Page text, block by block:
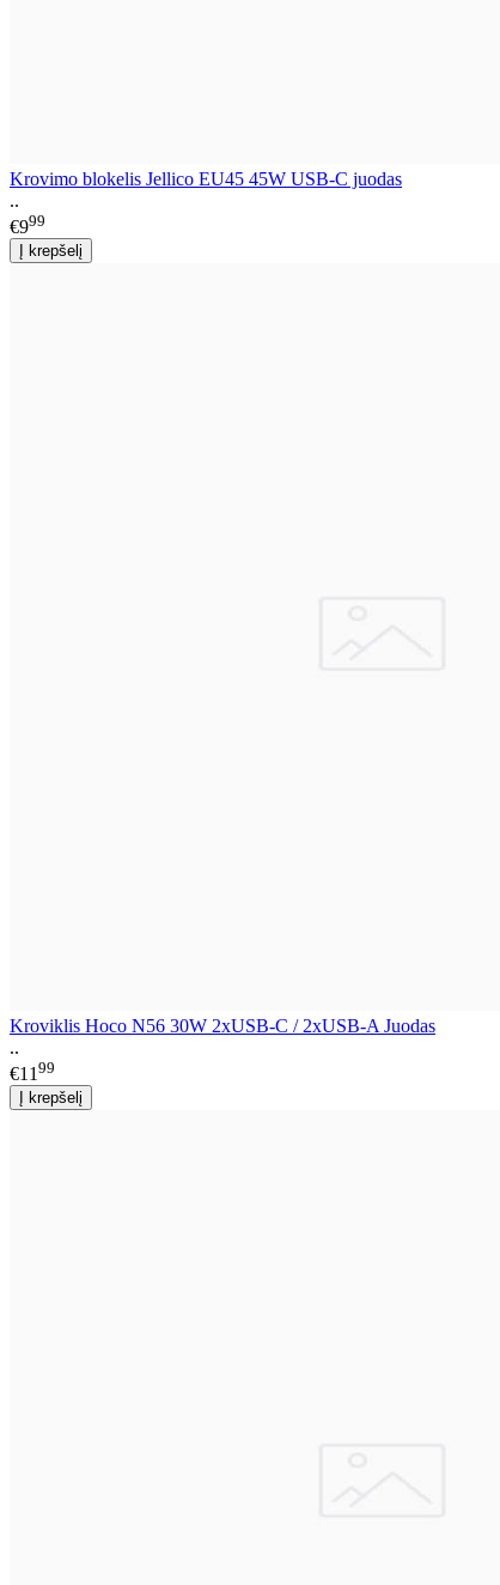
Krovimo blokelis Jellico EU45 45W USB-C juodas
..
€999
Kroviklis Hoco N56 30W 2xUSB-C / 2xUSB-A Juodas
..
€11 99